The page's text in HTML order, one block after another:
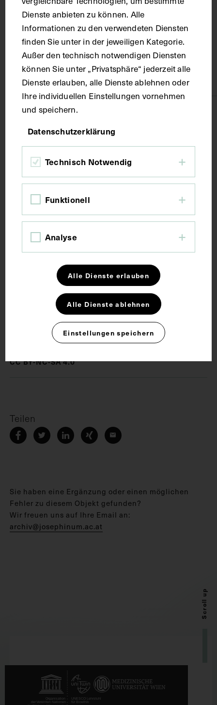
Russische Föderation
Material
Papier
Technik
Maße
Bildmaß 7,5 x 10,5 cm
Schlagwörter
Erster Weltkrieg
Fotoalbum
Ostfront Soldat
CC BY-NC-SA 4.0
Teilen
Sie haben eine Ergänzung oder einen möglichen
Fehler zu diesem Objekt gefunden?
Wir freuen uns auf Ihre Email an:
archiv@josephinum.ac.at
Scroll up
Dienste anbieten zu können. Alle
Informationen zu den verwendeten Diensten
finden Sie unter in der jeweiligen Kategorie.
Außer den technisch notwendigen Diensten
können Sie unter „Privatsphäre“ jederzeit alle
Dienste erlauben, alle Dienste ablehnen oder
Ihre individuellen Einstellungen vornehmen
und speichern.
Datenschutzerklärung
Technisch Notwendig
Funktionell
Analyse
Alle Dienste erlauben
Alle Dienste ablehnen
Einstellungen speichern